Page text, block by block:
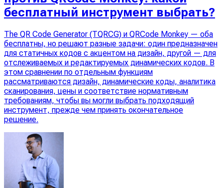
бесплатный инструмент выбрать?
The QR Code Generator (TQRCG) и QRCode Monkey — оба
бесплатны, но решают разные задачи: один предназначен
для статичных кодов с акцентом на дизайн, другой — для
отслеживаемых и редактируемых динамических кодов. В
этом сравнении по отдельным функциям
рассматриваются дизайн, динамические коды, аналитика
сканирования, цены и соответствие нормативным
требованиям, чтобы вы могли выбрать подходящий
инструмент, прежде чем принять окончательное
решение.